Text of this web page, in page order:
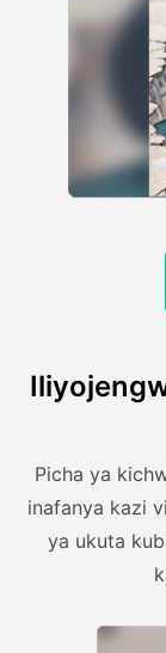
Picha ya
inafanya kazi
ya ukuta